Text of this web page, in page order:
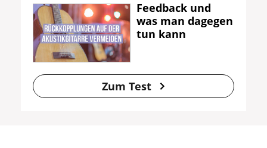
Feedback und
was man dagegen
tun kann
Zum Test